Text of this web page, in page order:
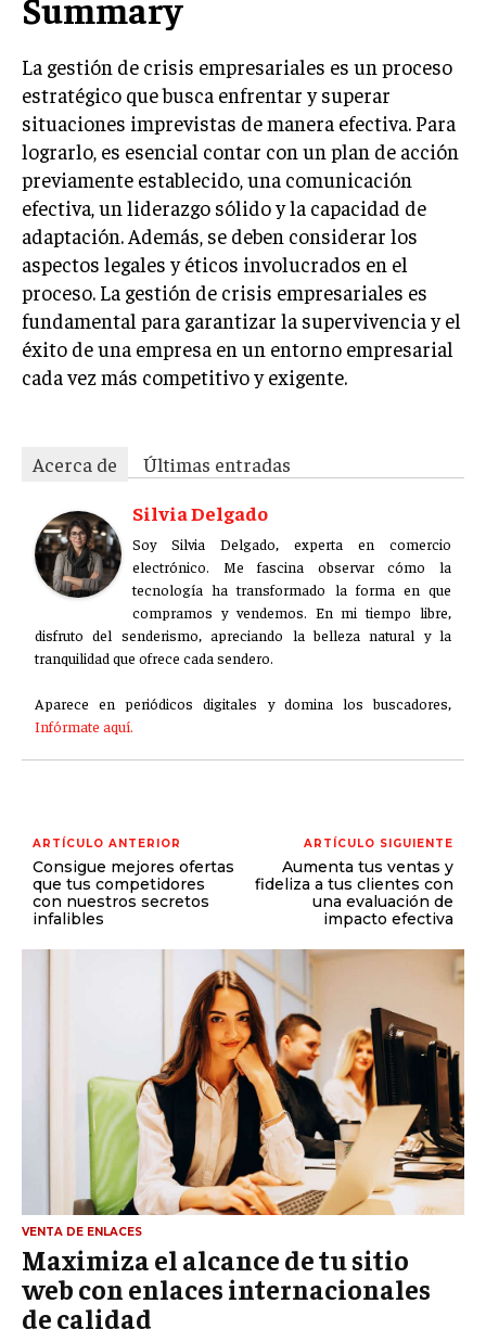
ÉTICA EMPRESARIAL Y RESPONSABILIDAD
BLOG
Acerca de
Silvia Delgado
Soy Silvia Delgado, experta en comercio
electrónico. Me fascina observar cómo la
tecnología ha transformado la forma en que
compramos y vendemos. En mi tiempo libre,
disfruto del senderismo, apreciando la belleza natural y la
tranquilidad que ofrece cada sendero.
Summary
La gestión de crisis empresariales es un proceso
estratégico que busca enfrentar y superar
situaciones imprevistas de manera efectiva. Para
lograrlo, es esencial contar con un plan de acción
previamente establecido, una comunicación
efectiva, un liderazgo sólido y la capacidad de
adaptación. Además, se deben considerar los
aspectos legales y éticos involucrados en el
proceso. La gestión de crisis empresariales es
fundamental para garantizar la supervivencia y el
éxito de una empresa en un entorno empresarial
cada vez más competitivo y exigente.
Acerca de
Últimas entradas
Silvia Delgado
Soy Silvia Delgado, experta en comercio
electrónico. Me fascina observar cómo la
tecnología ha transformado la forma en que
compramos y vendemos. En mi tiempo libre,
disfruto del senderismo, apreciando la belleza natural y la
tranquilidad que ofrece cada sendero.
Aparece en periódicos digitales y domina los buscadores,
Infórmate aquí.
ARTÍCULO ANTERIOR
Consigue mejores ofertas
que tus competidores
con nuestros secretos
infalibles
ARTÍCULO SIGUIENTE
Aumenta tus ventas y
fideliza a tus clientes con
una evaluación de
impacto efectiva
VENTA DE ENLACES
Maximiza el alcance de tu sitio
web con enlaces internacionales
de calidad